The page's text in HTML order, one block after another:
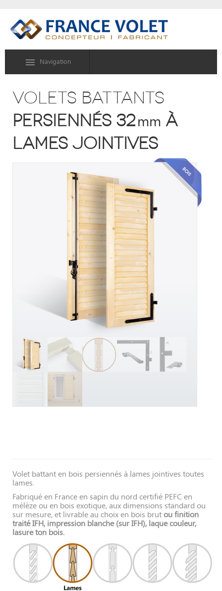
Navigation
volets battants
persiennés 32mm à
lames jointives
Volet battant en bois persiennés à lames jointives toutes
lames.
Fabriqué en France en sapin du nord certifié PEFC en
mélèze ou en bois exotique, aux dimensions standard ou
sur mesure, et livrable au choix en bois brut ou finition
traité IFH, impression blanche (sur IFH), laque couleur,
lasure ton bois.